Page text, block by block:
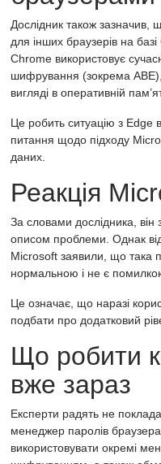
Дослідник також зазначив,
для інших браузерів на
Chrome використовує
шифрування (зокрема ABE),
вигляді в оперативній
Це робить ситуацію з Edge
питання щодо підходу
даних.
Реакція
За словами дослідника,
описом проблеми. Однак
Microsoft заявили, що така
нормальною і не є
Це означає, що наразі
подбати про додатковий
Що робити
вже зараз
Експерти радять не
менеджер паролів
використовувати окремі